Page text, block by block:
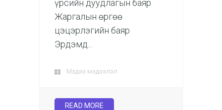
үрсийн дуудлагын баяр
Жаргалын өргөө
цэцэрлэгийн баяр
Эрдэмд...
Мэдээ мэдээлэл
READ MORE